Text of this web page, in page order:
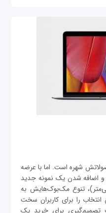
شهره است. اما با عرضه
اضافه شدن یک نمونه جدید
رتینا با ضخامت 13 میلی‌متر)، تنوع مک‌بوک‌هایش به
را برای کاربران سخت
تصمیم‌گیری برای خرید یک